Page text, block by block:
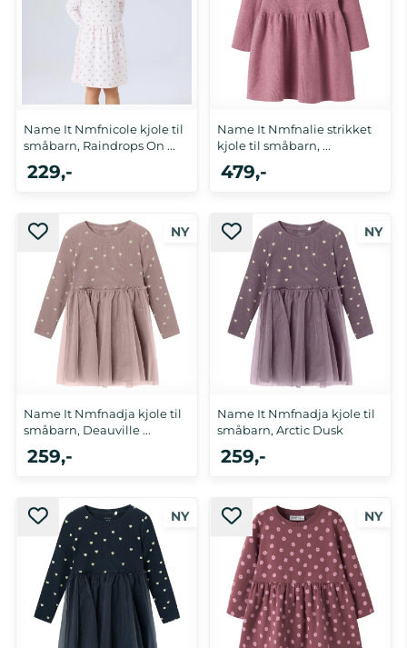
Name It Nmfnicole kjole til
småbarn, Raindrops On ...
92, 98, 104, 110, 116
229,-
Name It Nmfnalie strikket
kjole til småbarn, ...
86, 92, 98, 104, 110, 116
479,-
Name It Nmfnadja kjole til
småbarn, Deauville ...
86, 92, 98, 104, 110, 116
259,-
Name It Nmfnadja kjole til
småbarn, Arctic Dusk
86, 92, 98, 104, 110, 116
259,-